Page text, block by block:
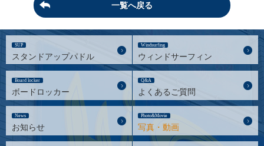
一覧へ戻る
SUP
スタンドアップパドル
Windsurfing
ウィンドサーフィン
Board locker
ボードロッカー
Q&A
よくあるご質問
News
お知らせ
Photo&Movie
写真・動画